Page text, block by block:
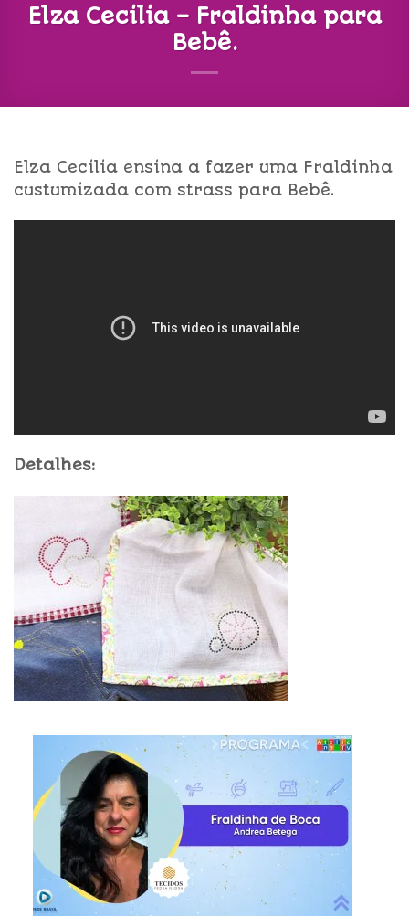
Elza Cecilia – Fraldinha para
Bebê.
Elza Cecilia ensina a fazer uma Fraldinha
custumizada com strass para Bebê.
Detalhes: